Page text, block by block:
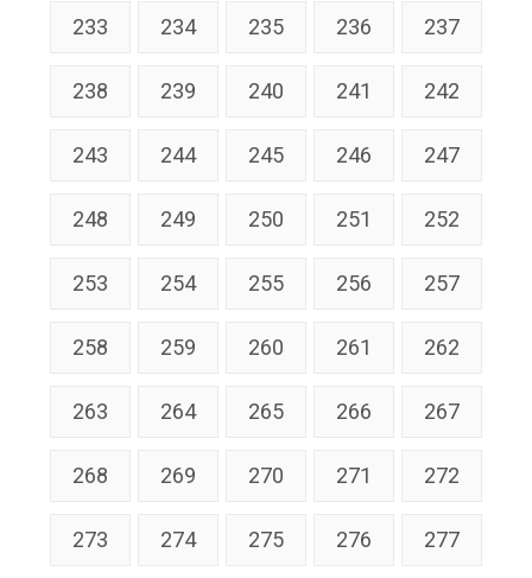
233 234 235 236 237
238 239 240 241 242
243 244 245 246 247
248 249 250 251 252
253 254 255 256 257
258 259 260 261 262
263 264 265 266 267
268 269 270 271 272
273 274 275 276 277